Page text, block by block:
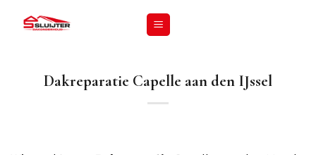
Dakreparatie Capelle aan den IJssel